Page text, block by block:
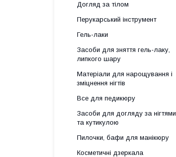
Догляд за тілом
Перукарський інструмент
Гель-лаки
Засоби для зняття гель-лаку,
липкого шару
Матеріали для нарощування і
зміцнення нігтів
Все для педикюру
Засоби для догляду за нігтями
та кутикулою
Пилочки, бафи для манікюру
Косметичні дзеркала